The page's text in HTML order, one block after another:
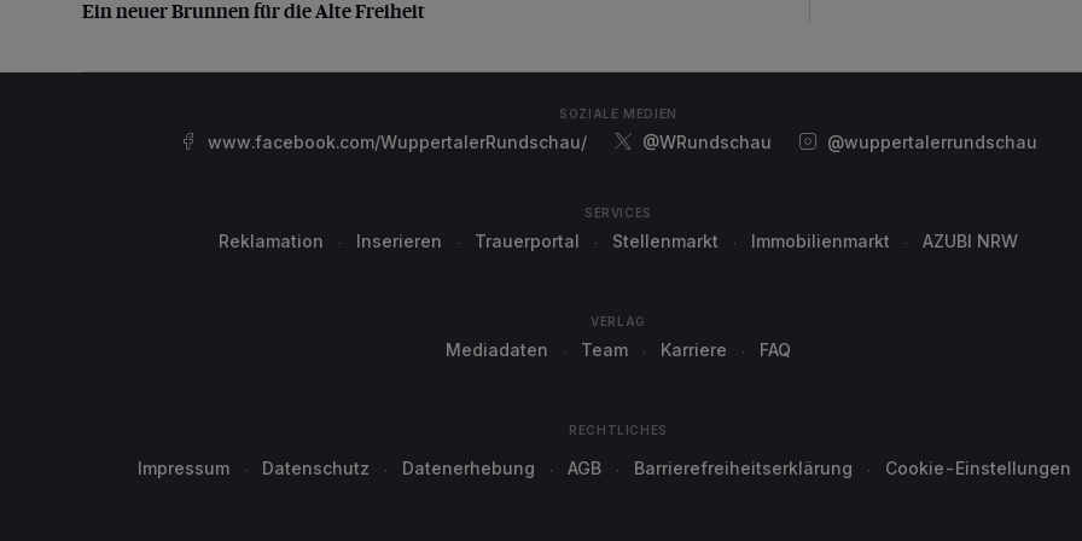
Ein neuer Brunnen für die Alte Freiheit
SOZIALE MEDIEN
www.facebook.com/WuppertalerRundschau/ @WRundschau @wuppertalerrundschau
SERVICES
Reklamation Inserieren Trauerportal Stellenmarkt Immobilienmarkt AZUBI NRW
VERLAG
Mediadaten Team Karriere FAQ
RECHTLICHES
Impressum Datenschutz Datenerhebung AGB Barrierefreiheitserklärung Cookie-Einstellungen